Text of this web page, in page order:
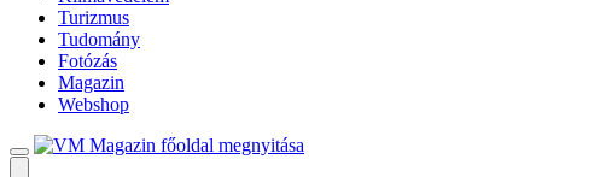
Turizmus
Tudomány
Fotózás
Magazin
Webshop